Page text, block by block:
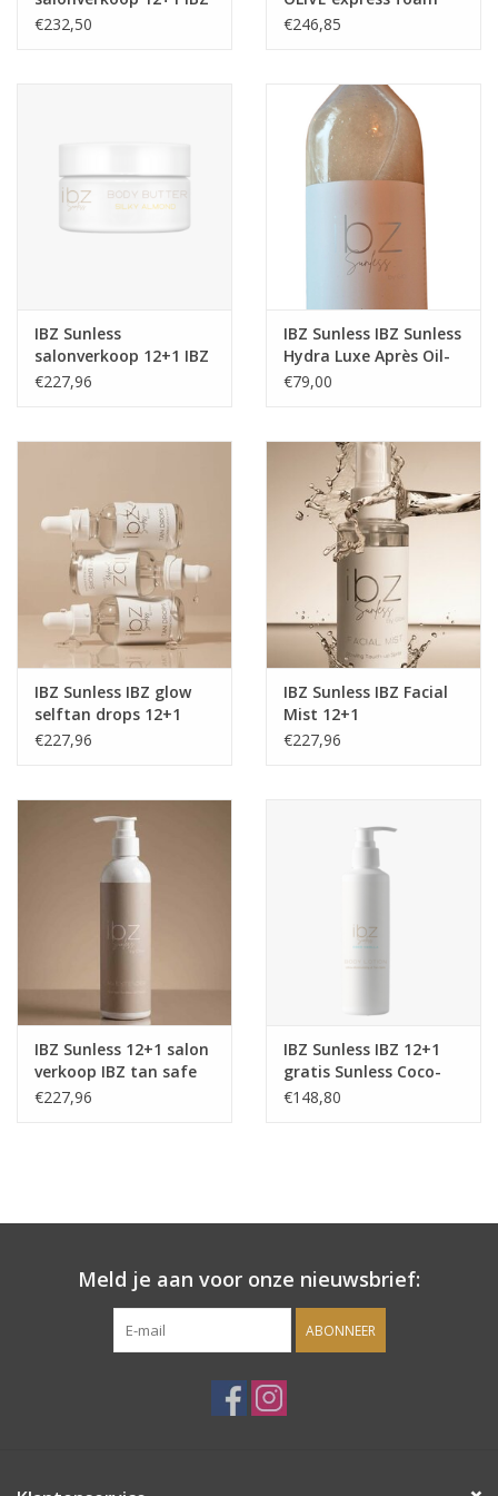
Glow Body Butter
€232,50
selftan mousse Salon
€246,85
IBZ Sunless
salonverkoop 12+1 IBZ
Silky Almond Body
€227,96
IBZ Sunless IBZ Sunless
Hydra Luxe Après Oil-
(after spraytan oil)
€79,00
IBZ Sunless IBZ glow
selftan drops 12+1
gratis salon verkoop
€227,96
IBZ Sunless IBZ Facial
Mist 12+1
zelfbruinende
€227,96
IBZ Sunless 12+1 salon
verkoop IBZ tan safe
extend lotion
€227,96
IBZ Sunless IBZ 12+1
gratis Sunless Coco-
Vanille 100ml Tansafe
€148,80
Meld je aan voor onze nieuwsbrief:
ABONNEER